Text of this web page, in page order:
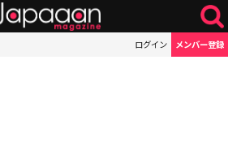
ログイン メンバー登録